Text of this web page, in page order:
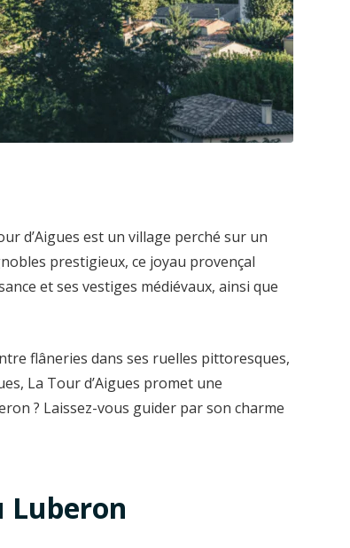
d’Aigues est un village perché sur un
prestigieux, ce joyau provençal
et ses vestiges médiévaux, ainsi que
flâneries dans ses ruelles pittoresques,
La Tour d’Aigues promet une
? Laissez-vous guider par son charme
Luberon